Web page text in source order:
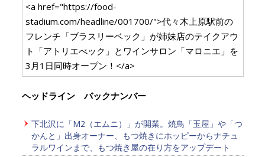
<a href="https://food-
stadium.com/headline/001700/">代々木上原駅前の
フレンチ「ブラスリーベック」が姉妹店のテイクアウ
ト「アトリエべック」とワインサロン「マロニエ」を
3月1日同時オープン！</a>
ヘッドライン バックナンバー
下北沢に「M2（エムニ）」が開業。焼鳥「玉屋」や「つ
かんと」出身オーナー、もつ焼きにホッピーからナチュ
ラルワインまで、もつ焼き屋の在り方をアップデート